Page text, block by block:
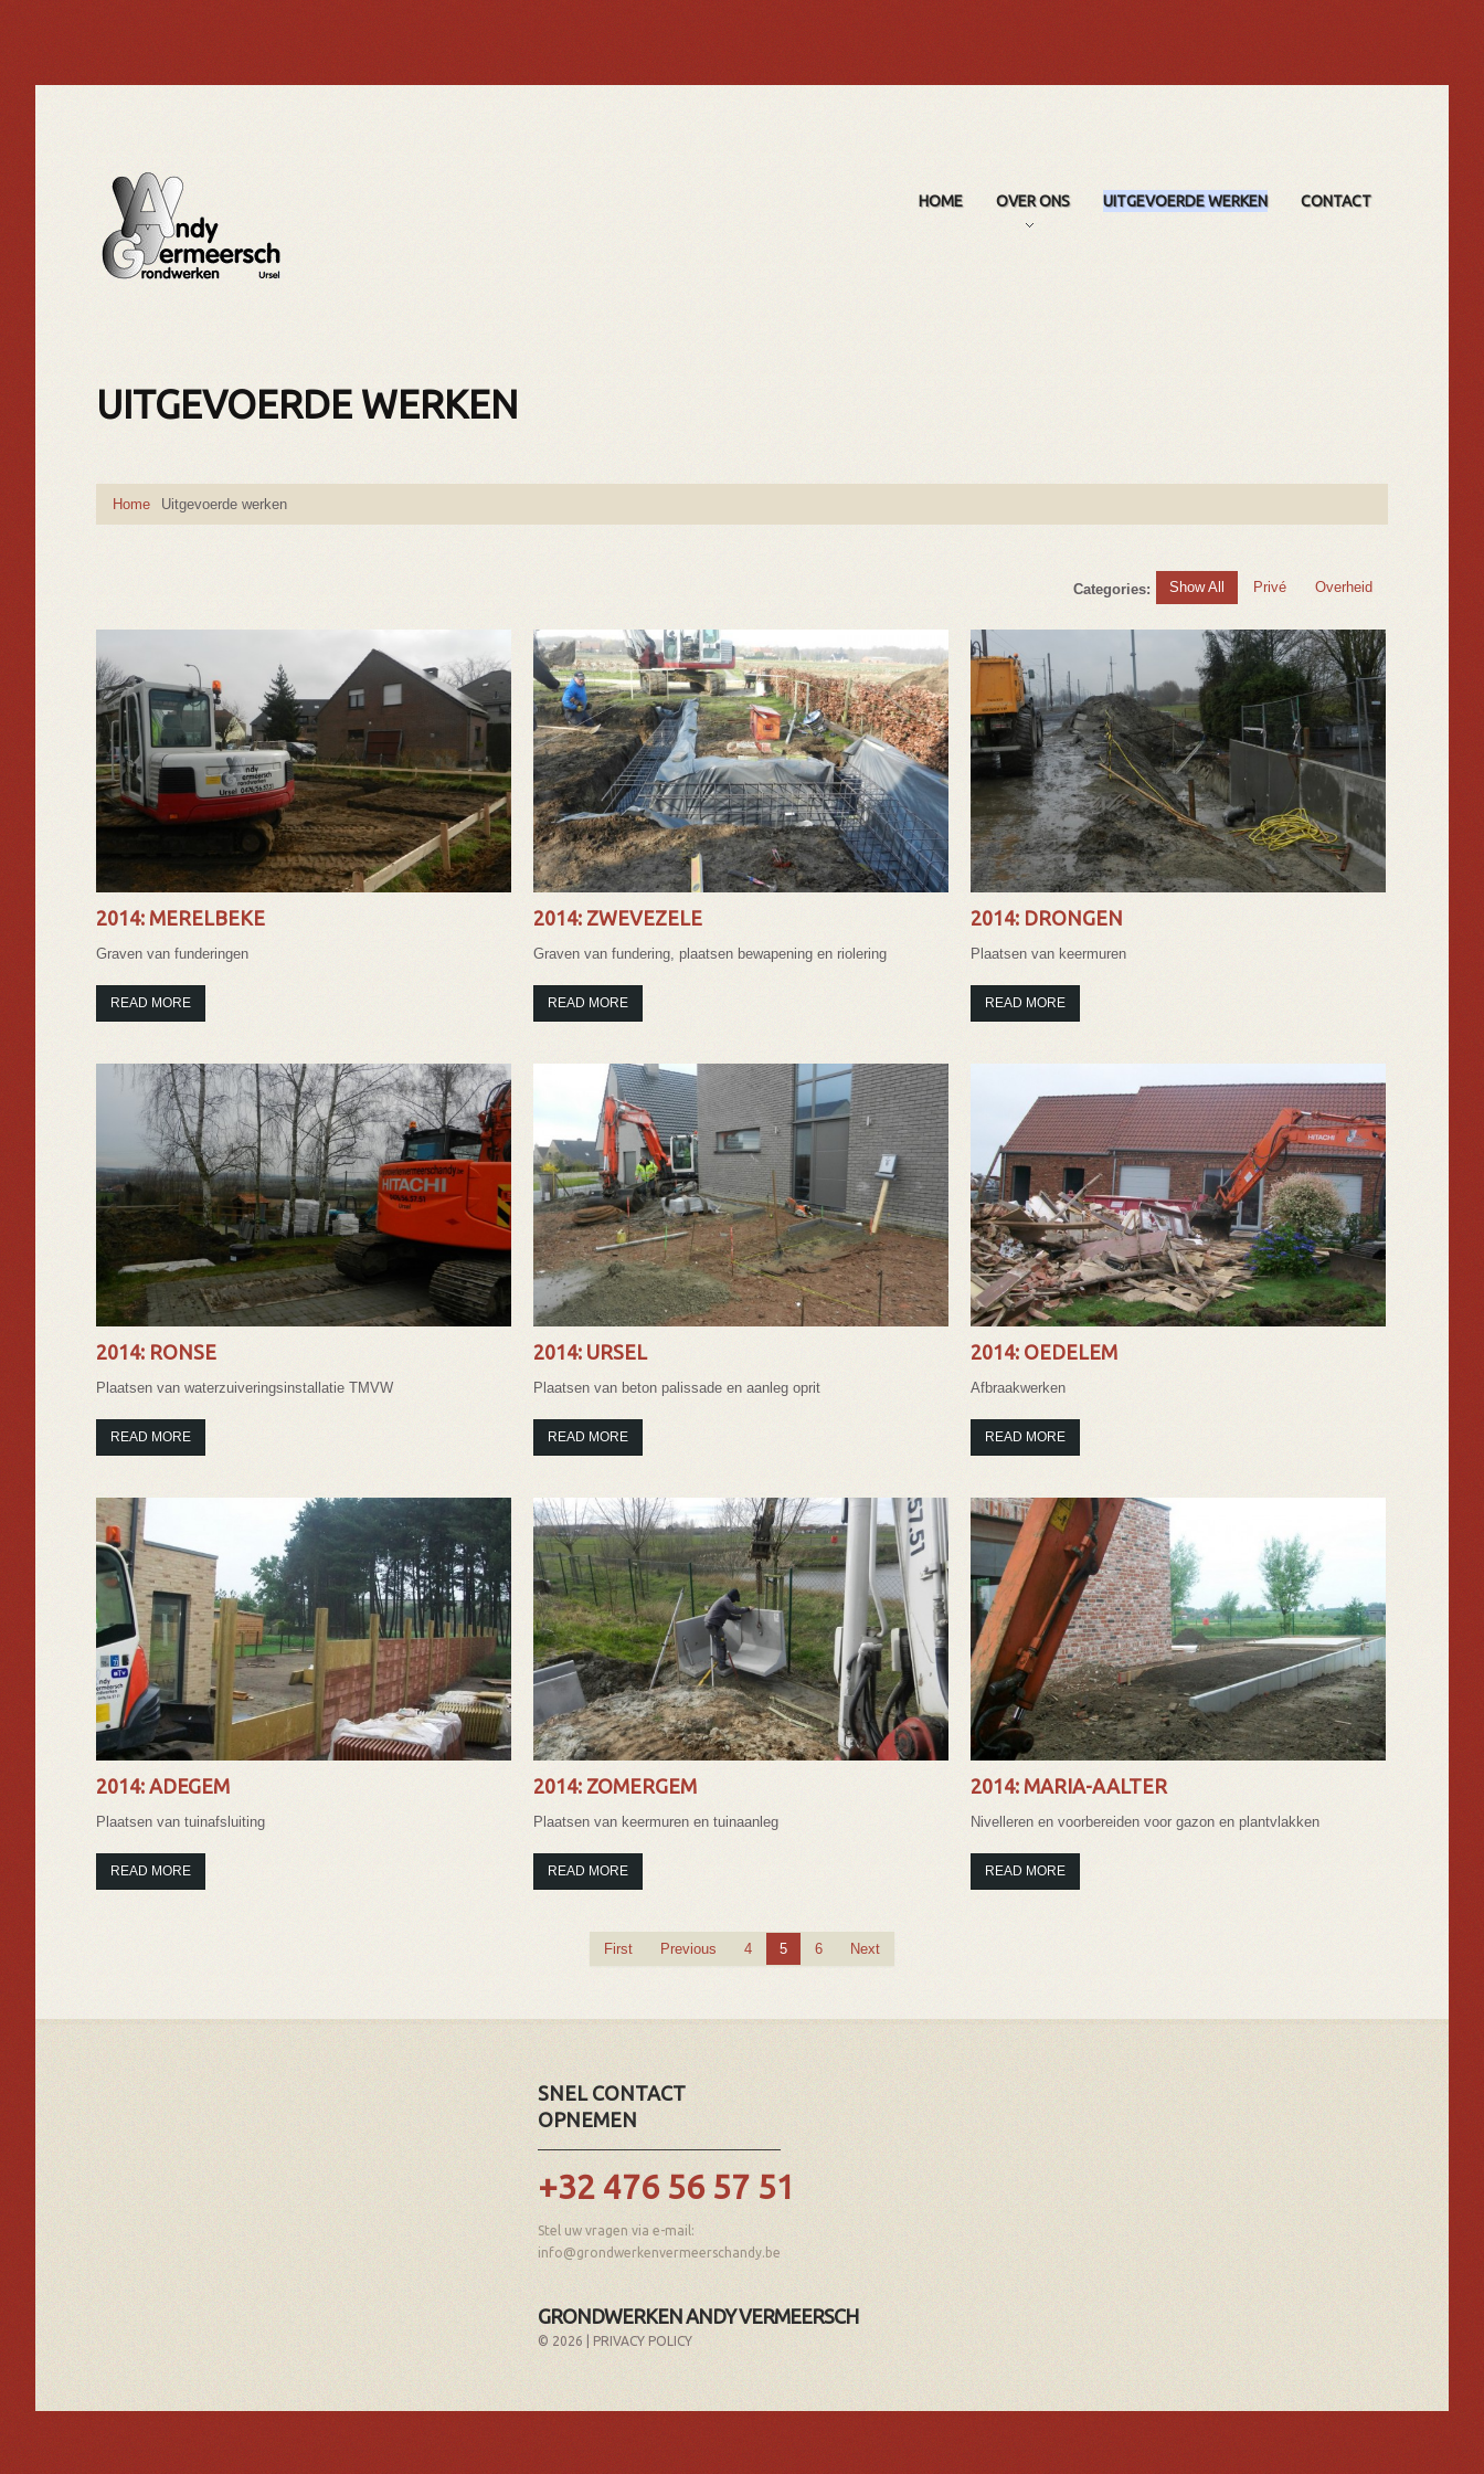
HOME OVER ONS UITGEVOERDE WERKEN CONTACT
UITGEVOERDE WERKEN
Home Uitgevoerde werken
Categories: Show All Privé Overheid
2014: MERELBEKE
Graven van funderingen
READ MORE
2014: ZWEVEZELE
Graven van fundering, plaatsen bewapening en riolering
READ MORE
2014: DRONGEN
Plaatsen van keermuren
READ MORE
2014: RONSE
Plaatsen van waterzuiveringsinstallatie TMVW
READ MORE
2014: URSEL
Plaatsen van beton palissade en aanleg oprit
READ MORE
2014: OEDELEM
Afbraakwerken
READ MORE
2014: ADEGEM
Plaatsen van tuinafsluiting
READ MORE
2014: ZOMERGEM
Plaatsen van keermuren en tuinaanleg
READ MORE
2014: MARIA-AALTER
Nivelleren en voorbereiden voor gazon en plantvlakken
READ MORE
First Previous 4 5 6 Next
SNEL CONTACT
OPNEMEN
+32 476 56 57 51
Stel uw vragen via e-mail:
info@grondwerkenvermeerschandy.be
GRONDWERKEN ANDY VERMEERSCH
© 2026 | PRIVACY POLICY